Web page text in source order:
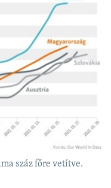
száz főre vetítve.